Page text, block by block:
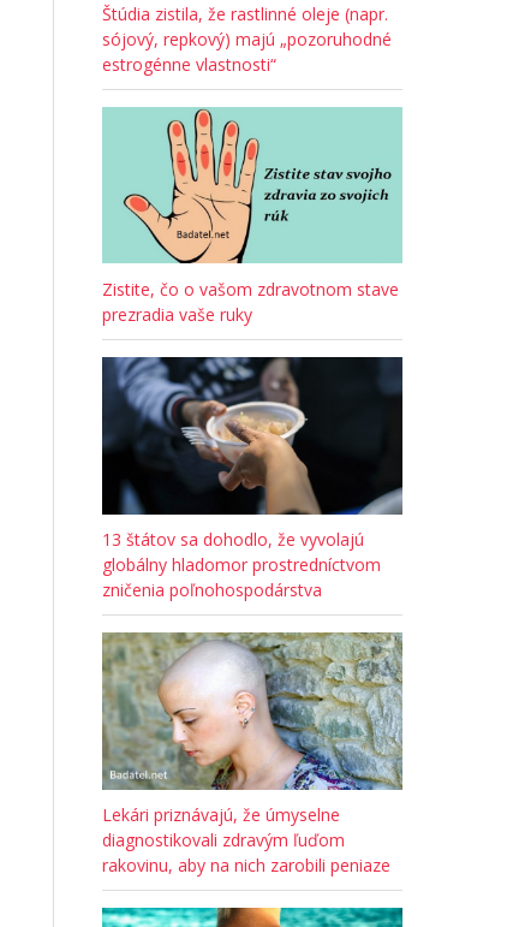
Štúdia zistila, že rastlinné oleje (napr.
sójový, repkový) majú „pozoruhodné
estrogénne vlastnosti“
Zistite, čo o vašom zdravotnom stave
prezradia vaše ruky
13 štátov sa dohodlo, že vyvolajú
globálny hladomor prostredníctvom
zničenia poľnohospodárstva
Lekári priznávajú, že úmyselne
diagnostikovali zdravým ľuďom
rakovinu, aby na nich zarobili peniaze